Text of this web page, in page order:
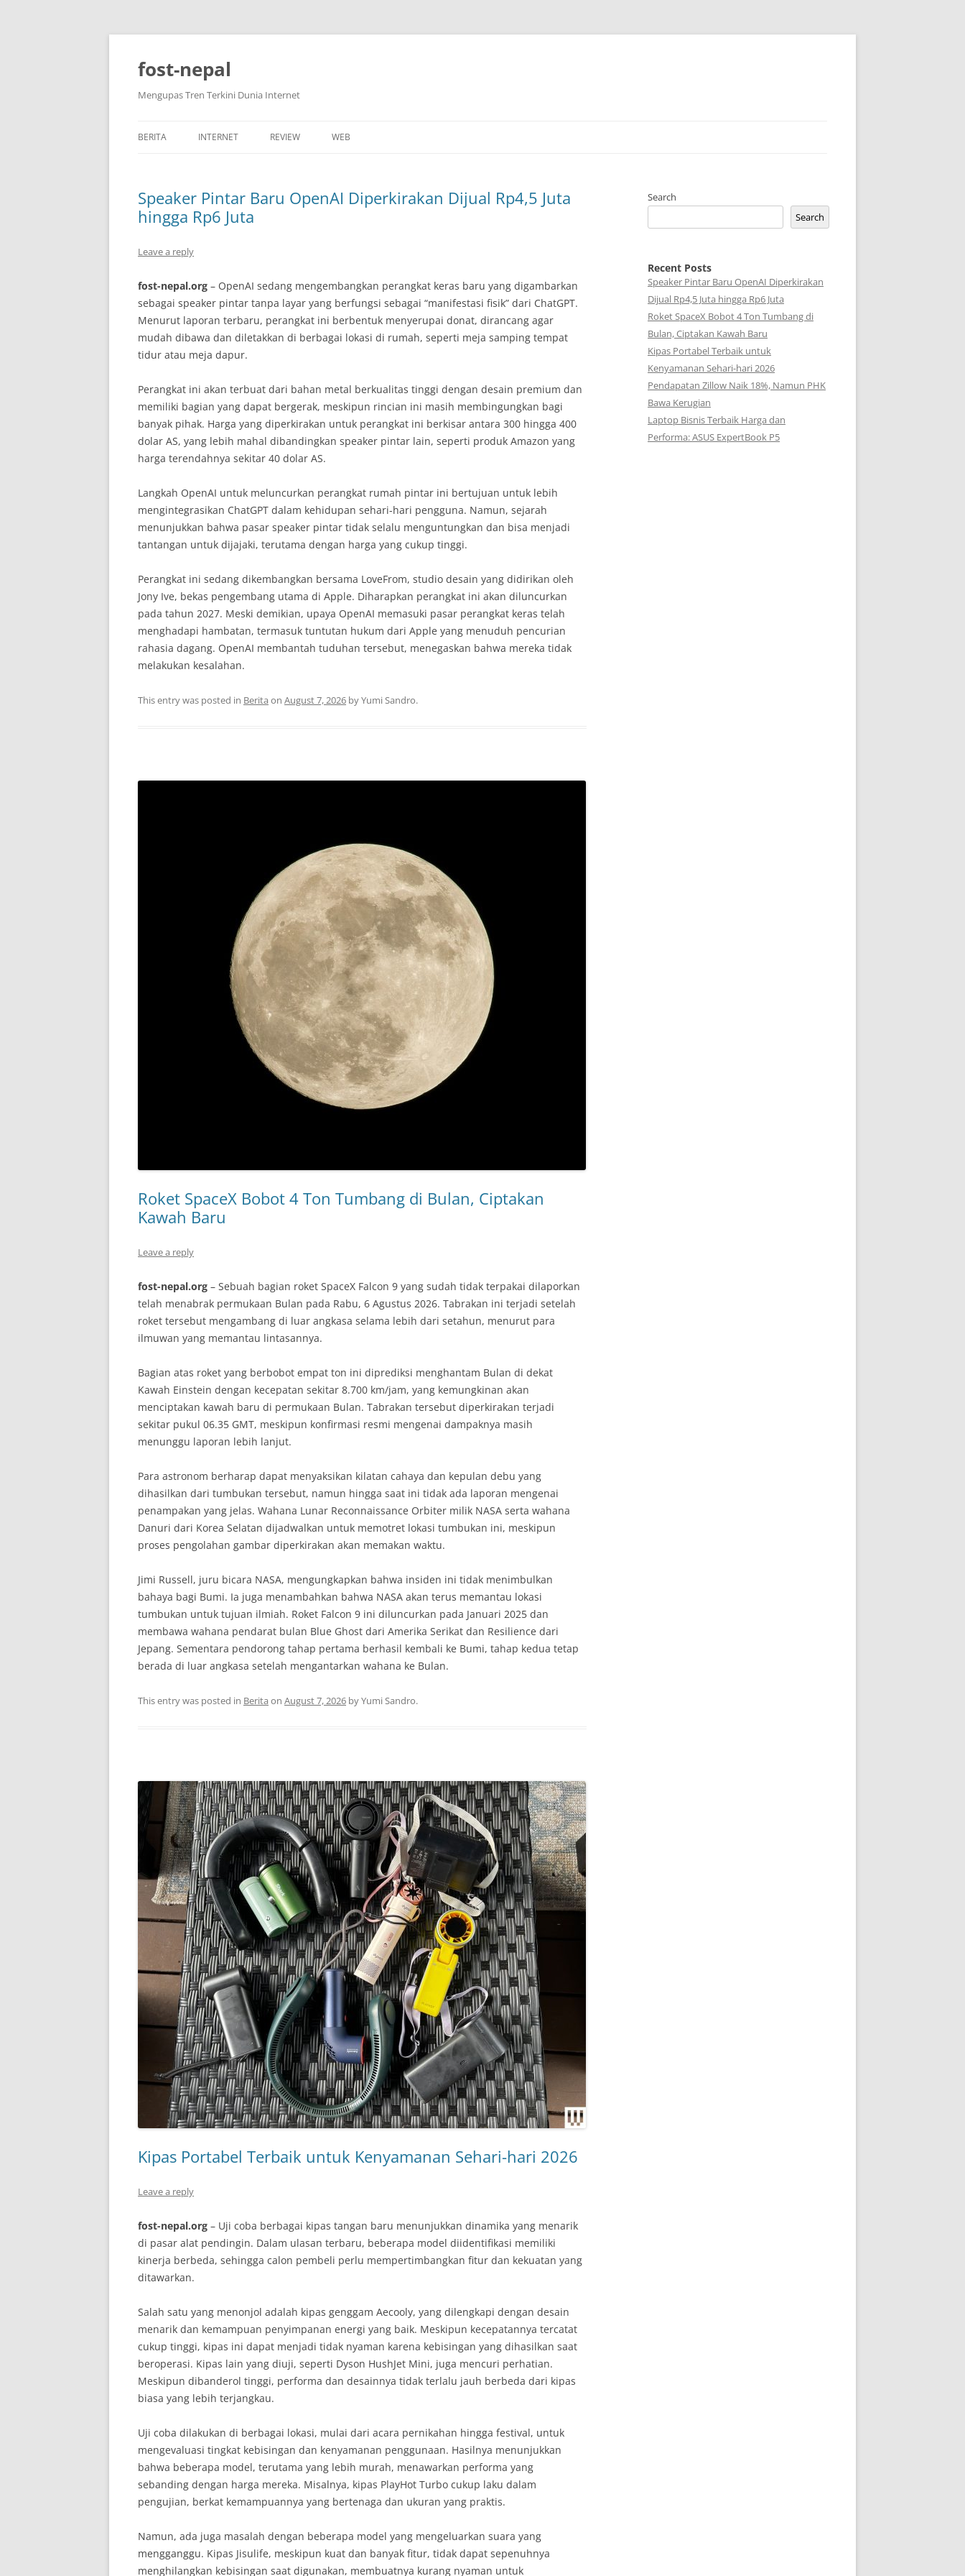
Skip
content
fost-nepal
Mengupas Tren Terkini Dunia Internet
BERITA INTERNET REVIEW WEB
Speaker Pintar Baru OpenAI Diperkirakan Dijual Rp4,5 Juta
hingga Rp6 Juta
Leave a reply
fost-nepal.org – OpenAI sedang mengembangkan perangkat keras baru yang digambarkan
sebagai speaker pintar tanpa layar yang berfungsi sebagai “manifestasi fisik” dari ChatGPT.
Menurut laporan terbaru, perangkat ini berbentuk menyerupai donat, dirancang agar
mudah dibawa dan diletakkan di berbagai lokasi di rumah, seperti meja samping tempat
tidur atau meja dapur.
Perangkat ini akan terbuat dari bahan metal berkualitas tinggi dengan desain premium dan
memiliki bagian yang dapat bergerak, meskipun rincian ini masih membingungkan bagi
banyak pihak. Harga yang diperkirakan untuk perangkat ini berkisar antara 300 hingga 400
dolar AS, yang lebih mahal dibandingkan speaker pintar lain, seperti produk Amazon yang
harga terendahnya sekitar 40 dolar AS.
Langkah OpenAI untuk meluncurkan perangkat rumah pintar ini bertujuan untuk lebih
mengintegrasikan ChatGPT dalam kehidupan sehari-hari pengguna. Namun, sejarah
menunjukkan bahwa pasar speaker pintar tidak selalu menguntungkan dan bisa menjadi
tantangan untuk dijajaki, terutama dengan harga yang cukup tinggi.
Perangkat ini sedang dikembangkan bersama LoveFrom, studio desain yang didirikan oleh
Jony Ive, bekas pengembang utama di Apple. Diharapkan perangkat ini akan diluncurkan
pada tahun 2027. Meski demikian, upaya OpenAI memasuki pasar perangkat keras telah
menghadapi hambatan, termasuk tuntutan hukum dari Apple yang menuduh pencurian
rahasia dagang. OpenAI membantah tuduhan tersebut, menegaskan bahwa mereka tidak
melakukan kesalahan.
This entry was posted in Berita on August 7, 2026 byYumi Sandro.
Roket SpaceX Bobot 4 Ton Tumbang di Bulan, Ciptakan
Kawah Baru
Leave a reply
fost-nepal.org – Sebuah bagian roket SpaceX Falcon 9 yang sudah tidak terpakai dilaporkan
telah menabrak permukaan Bulan pada Rabu, 6 Agustus 2026. Tabrakan ini terjadi setelah
roket tersebut mengambang di luar angkasa selama lebih dari setahun, menurut para
ilmuwan yang memantau lintasannya.
Bagian atas roket yang berbobot empat ton ini diprediksi menghantam Bulan di dekat
Kawah Einstein dengan kecepatan sekitar 8.700 km/jam, yang kemungkinan akan
menciptakan kawah baru di permukaan Bulan. Tabrakan tersebut diperkirakan terjadi
sekitar pukul 06.35 GMT, meskipun konfirmasi resmi mengenai dampaknya masih
menunggu laporan lebih lanjut.
Para astronom berharap dapat menyaksikan kilatan cahaya dan kepulan debu yang
dihasilkan dari tumbukan tersebut, namun hingga saat ini tidak ada laporan mengenai
penampakan yang jelas. Wahana Lunar Reconnaissance Orbiter milik NASA serta wahana
Danuri dari Korea Selatan dijadwalkan untuk memotret lokasi tumbukan ini, meskipun
proses pengolahan gambar diperkirakan akan memakan waktu.
Jimi Russell, juru bicara NASA, mengungkapkan bahwa insiden ini tidak menimbulkan
bahaya bagi Bumi. Ia juga menambahkan bahwa NASA akan terus memantau lokasi
tumbukan untuk tujuan ilmiah. Roket Falcon 9 ini diluncurkan pada Januari 2025 dan
membawa wahana pendarat bulan Blue Ghost dari Amerika Serikat dan Resilience dari
Jepang. Sementara pendorong tahap pertama berhasil kembali ke Bumi, tahap kedua tetap
berada di luar angkasa setelah mengantarkan wahana ke Bulan.
This entry was posted in Berita on August 7, 2026 byYumi Sandro.
Kipas Portabel Terbaik untuk Kenyamanan Sehari-hari 2026
Leave a reply
fost-nepal.org – Uji coba berbagai kipas tangan baru menunjukkan dinamika yang menarik
di pasar alat pendingin. Dalam ulasan terbaru, beberapa model diidentifikasi memiliki
kinerja berbeda, sehingga calon pembeli perlu mempertimbangkan fitur dan kekuatan yang
ditawarkan.
Salah satu yang menonjol adalah kipas genggam Aecooly, yang dilengkapi dengan desain
menarik dan kemampuan penyimpanan energi yang baik. Meskipun kecepatannya tercatat
cukup tinggi, kipas ini dapat menjadi tidak nyaman karena kebisingan yang dihasilkan saat
beroperasi. Kipas lain yang diuji, seperti Dyson HushJet Mini, juga mencuri perhatian.
Meskipun dibanderol tinggi, performa dan desainnya tidak terlalu jauh berbeda dari kipas
biasa yang lebih terjangkau.
Uji coba dilakukan di berbagai lokasi, mulai dari acara pernikahan hingga festival, untuk
mengevaluasi tingkat kebisingan dan kenyamanan penggunaan. Hasilnya menunjukkan
bahwa beberapa model, terutama yang lebih murah, menawarkan performa yang
sebanding dengan harga mereka. Misalnya, kipas PlayHot Turbo cukup laku dalam
pengujian, berkat kemampuannya yang bertenaga dan ukuran yang praktis.
Namun, ada juga masalah dengan beberapa model yang mengeluarkan suara yang
mengganggu. Kipas Jisulife, meskipun kuat dan banyak fitur, tidak dapat sepenuhnya
menghilangkan kebisingan saat digunakan, membuatnya kurang nyaman untuk
Search
Search
Recent Posts
Speaker Pintar Baru OpenAI Diperkirakan
Dijual Rp4,5 Juta hingga Rp6 Juta
Roket SpaceX Bobot 4 Ton Tumbang di
Bulan, Ciptakan Kawah Baru
Kipas Portabel Terbaik untuk
Kenyamanan Sehari-hari 2026
Pendapatan Zillow Naik 18%, Namun PHK
Bawa Kerugian
Laptop Bisnis Terbaik Harga dan
Performa: ASUS ExpertBook P5